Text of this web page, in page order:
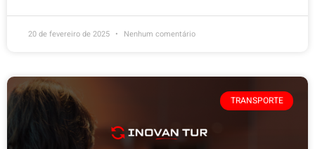
20 de fevereiro de 2025 Nenhum comentário
TRANSPORTE